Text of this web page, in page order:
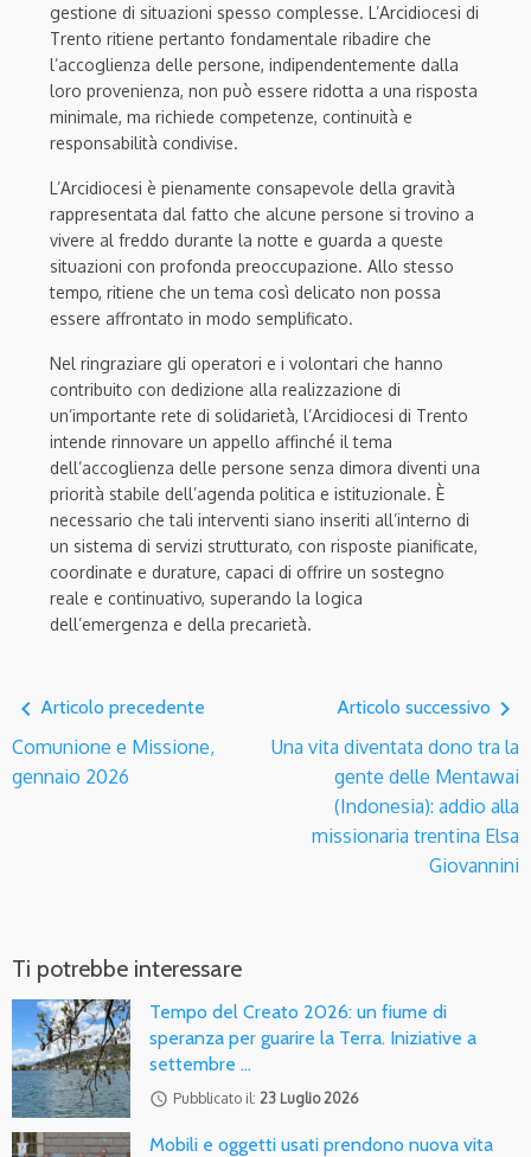
gestione di situazioni spesso complesse. L’Arcidiocesi di
Trento ritiene pertanto fondamentale ribadire che
l’accoglienza delle persone, indipendentemente dalla
loro provenienza, non può essere ridotta a una risposta
minimale, ma richiede competenze, continuità e
responsabilità condivise.
L’Arcidiocesi è pienamente consapevole della gravità
rappresentata dal fatto che alcune persone si trovino a
vivere al freddo durante la notte e guarda a queste
situazioni con profonda preoccupazione. Allo stesso
tempo, ritiene che un tema così delicato non possa
essere affrontato in modo semplificato.
Nel ringraziare gli operatori e i volontari che hanno
contribuito con dedizione alla realizzazione di
un’importante rete di solidarietà, l’Arcidiocesi di Trento
intende rinnovare un appello affinché il tema
dell’accoglienza delle persone senza dimora diventi una
priorità stabile dell’agenda politica e istituzionale. È
necessario che tali interventi siano inseriti all’interno di
un sistema di servizi strutturato, con risposte pianificate,
coordinate e durature, capaci di offrire un sostegno
reale e continuativo, superando la logica
dell’emergenza e della precarietà.
navigate_before Articolo precedente
Comunione e Missione,
gennaio 2026
Articolo successivo navigate_next
Una vita diventata dono tra la
gente delle Mentawai
(Indonesia): addio alla
missionaria trentina Elsa
Giovannini
Ti potrebbe interessare
Tempo del Creato 2026: un fiume di
speranza per guarire la Terra. Iniziative a
settembre …
access_time Pubblicato il: 23 Luglio 2026
Mobili e oggetti usati prendono nuova vita